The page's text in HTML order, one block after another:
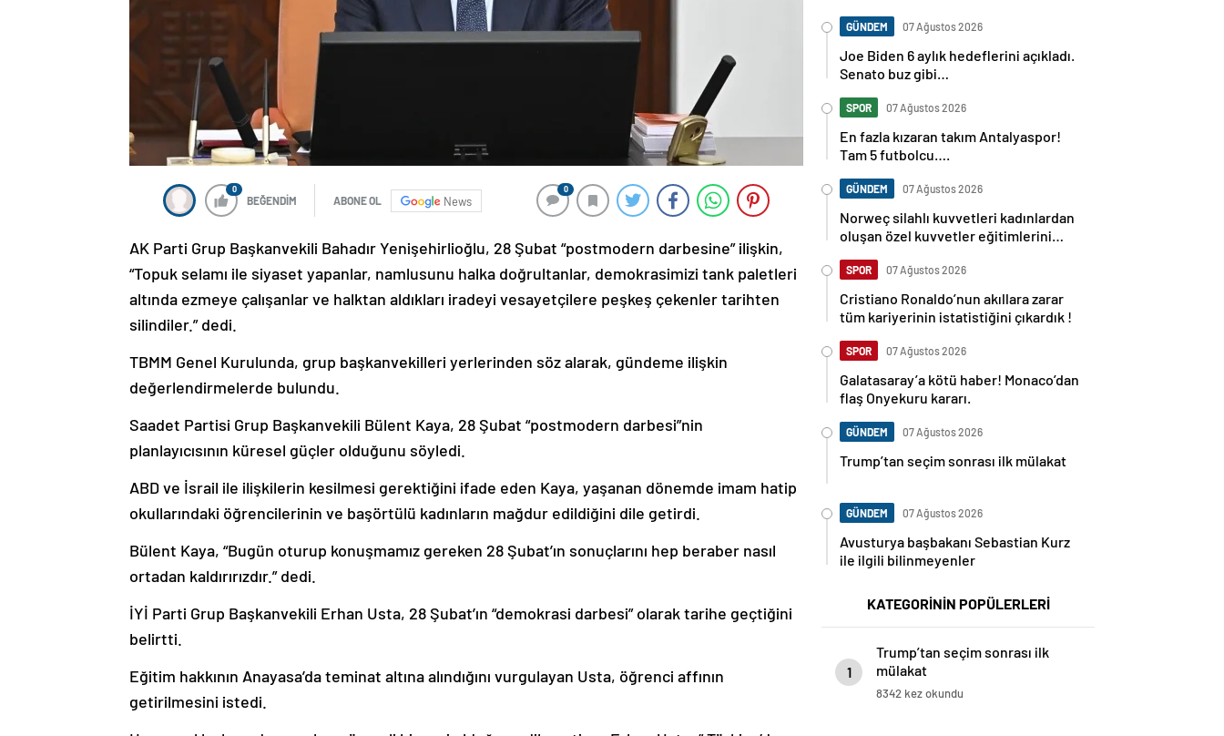
0
BEĞENDİM ABONE OL News
0
AK Parti Grup Başkanvekili Bahadır Yenişehirlioğlu, 28 Şubat “postmodern darbesine” ilişkin,
“Topuk selamı ile siyaset yapanlar, namlusunu halka doğrultanlar, demokrasimizi tank paletleri
altında ezmeye çalışanlar ve halktan aldıkları iradeyi vesayetçilere peşkeş çekenler tarihten
silindiler.” dedi.
TBMM Genel Kurulunda, grup başkanvekilleri yerlerinden söz alarak, gündeme ilişkin
değerlendirmelerde bulundu.
Saadet Partisi Grup Başkanvekili Bülent Kaya, 28 Şubat “postmodern darbesi”nin
planlayıcısının küresel güçler olduğunu söyledi.
ABD ve İsrail ile ilişkilerin kesilmesi gerektiğini ifade eden Kaya, yaşanan dönemde imam hatip
okullarındaki öğrencilerinin ve başörtülü kadınların mağdur edildiğini dile getirdi.
Bülent Kaya, “Bugün oturup konuşmamız gereken 28 Şubat’ın sonuçlarını hep beraber nasıl
ortadan kaldırırızdır.” dedi.
İYİ Parti Grup Başkanvekili Erhan Usta, 28 Şubat’ın “demokrasi darbesi” olarak tarihe geçtiğini
belirtti.
Eğitim hakkının Anayasa’da teminat altına alındığını vurgulayan Usta, öğrenci affının
getirilmesini istedi.
GÜNDEM 07 Ağustos 2026
Joe Biden 6 aylık hedeflerini açıkladı.
Senato buz gibi…
SPOR 07 Ağustos 2026
En fazla kızaran takım Antalyaspor!
Tam 5 futbolcu….
GÜNDEM 07 Ağustos 2026
Norweç silahlı kuvvetleri kadınlardan
oluşan özel kuvvetler eğitimlerini
SPOR 07 Ağustos 2026
Cristiano Ronaldo’nun akıllara zarar
tüm kariyerinin istatistiğini çıkardık !
SPOR 07 Ağustos 2026
Galatasaray’a kötü haber! Monaco’dan
flaş Onyekuru kararı.
GÜNDEM 07 Ağustos 2026
Trump’tan seçim sonrası ilk mülakat
GÜNDEM 07 Ağustos 2026
Avusturya başbakanı Sebastian Kurz
ile ilgili bilinmeyenler
KATEGORİNİN POPÜLERLERİ
1
Trump’tan seçim sonrası ilk
mülakat
8342 kez okundu